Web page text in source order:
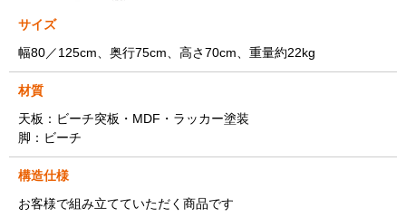
サイズ
幅80／125cm、奥行75cm、高さ70cm、重量約22kg
材質
天板：ビーチ突板・MDF・ラッカー塗装
脚：ビーチ
構造仕様
お客様で組み立てていただく商品です